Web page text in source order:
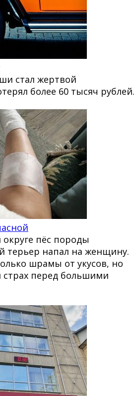
стал жертвой
более 60 тысяч рублей.
пёс породы
терьер напал на женщину.
шрамы от укусов, но
страх перед большими